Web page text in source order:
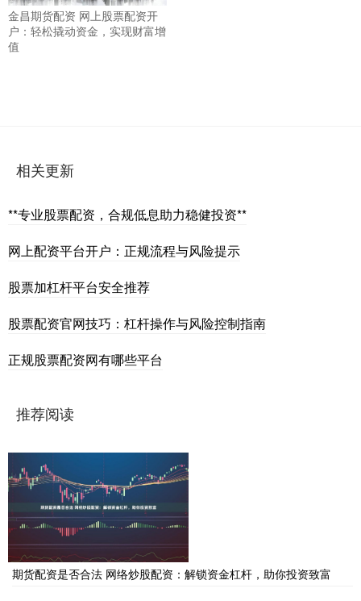
金昌期货配资 网上股票配资开
户：轻松撬动资金，实现财富增
值
相关更新
**专业股票配资，合规低息助力稳健投资**
网上配资平台开户：正规流程与风险提示
股票加杠杆平台安全推荐
股票配资官网技巧：杠杆操作与风险控制指南
正规股票配资网有哪些平台
推荐阅读
期货配资是否合法 网络炒股配资：解锁资金杠杆，助你投资致富